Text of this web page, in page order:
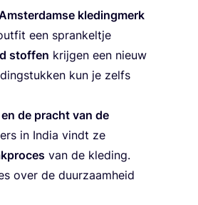
kle­ding­merk
een spran­kel­tje
stof­fen krij­gen een nieuw
kun je zelfs
de pracht van de
in India vindt ze
van de kle­ding.
over de duur­zaam­heid